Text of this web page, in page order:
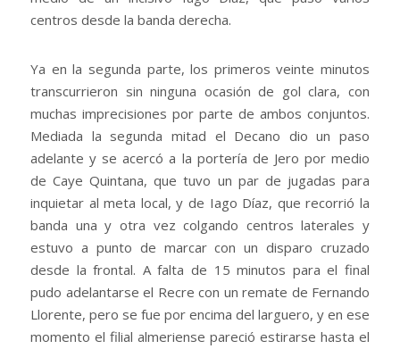
centros desde la banda derecha.
Ya en la segunda parte, los primeros veinte minutos
transcurrieron sin ninguna ocasión de gol clara, con
muchas imprecisiones por parte de ambos conjuntos.
Mediada la segunda mitad el Decano dio un paso
adelante y se acercó a la portería de Jero por medio
de Caye Quintana, que tuvo un par de jugadas para
inquietar al meta local, y de Iago Díaz, que recorrió la
banda una y otra vez colgando centros laterales y
estuvo a punto de marcar con un disparo cruzado
desde la frontal. A falta de 15 minutos para el final
pudo adelantarse el Recre con un remate de Fernando
Llorente, pero se fue por encima del larguero, y en ese
momento el filial almeriense pareció estirarse hasta el